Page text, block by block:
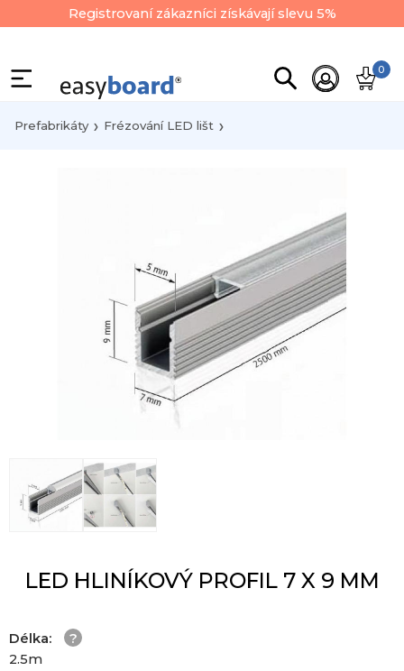
Registrovaní zákazníci získávají slevu 5%
0
Prefabrikáty Frézování LED lišt
LED HLINÍKOVÝ PROFIL 7 X 9 MM
Délka:
2.5m